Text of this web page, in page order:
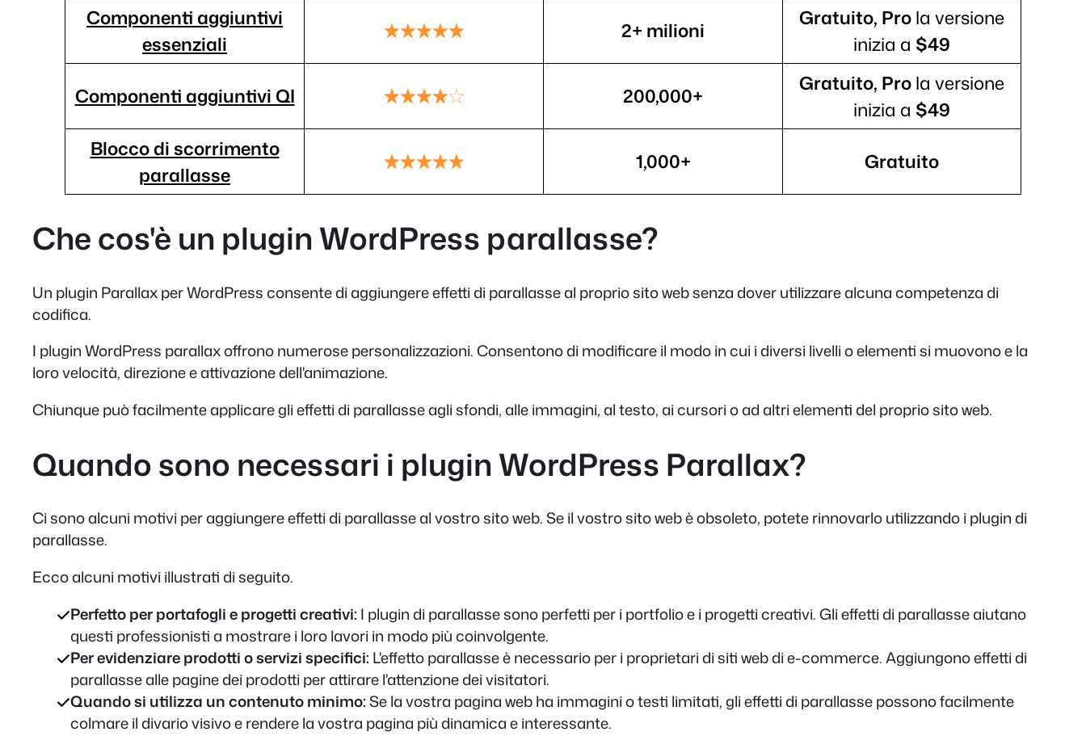
Componenti aggiuntivi
essenziali
2+ milioni
Gratuito, Prola versione
inizia a $49
Componenti aggiuntivi QI 200,000+
Gratuito, Prola versione
inizia a $49
Blocco di scorrimento
parallasse
1,000+ Gratuito
Che cos'è un plugin WordPress parallasse?
Un plugin Parallax per WordPress consente di aggiungere effetti di parallasse al proprio sito web senza dover utilizzare alcuna competenza di
codifica.
I plugin WordPress parallax offrono numerose personalizzazioni. Consentono di modificare il modo in cui i diversi livelli o elementi si muovono e la
loro velocità, direzione e attivazione dell'animazione.
Chiunque può facilmente applicare gli effetti di parallasse agli sfondi, alle immagini, al testo, ai cursori o ad altri elementi del proprio sito web.
Quando sono necessari i plugin WordPress Parallax?
Ci sono alcuni motivi per aggiungere effetti di parallasse al vostro sito web. Se il vostro sito web è obsoleto, potete rinnovarlo utilizzando i plugin di
parallasse.
Ecco alcuni motivi illustrati di seguito.
Perfetto per portafogli e progetti creativi: I plugin di parallasse sono perfetti per i portfolio e i progetti creativi. Gli effetti di parallasse aiutano
questi professionisti a mostrare i loro lavori in modo più coinvolgente.
Per evidenziare prodotti o servizi specifici: L'effetto parallasse è necessario per i proprietari di siti web di e-commerce. Aggiungono effetti di
parallasse alle pagine dei prodotti per attirare l'attenzione dei visitatori.
Quando si utilizza un contenuto minimo:Se la vostra pagina web ha immagini o testi limitati, gli effetti di parallasse possono facilmente
colmare il divario visivo e rendere la vostra pagina più dinamica e interessante.